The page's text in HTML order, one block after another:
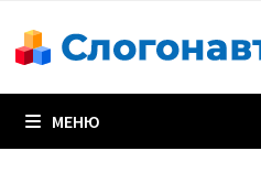
содержимому
МЕНЮ